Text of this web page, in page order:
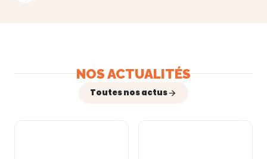
NOS ACTUALITÉS
Toutes nos actus